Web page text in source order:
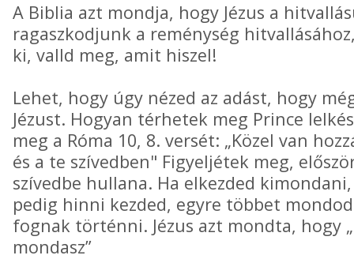
A Biblia azt mondja, hogy Jézus a
ragaszkodjunk a reménység
ki, valld meg, amit hiszel!
Lehet, hogy úgy nézed az adást, hogy
Jézust. Hogyan térhetek meg Prince
meg a Róma 10, 8. versét: „Közel van
és a te szívedben" Figyeljétek meg,
szívedbe hullana. Ha elkezded
pedig hinni kezded, egyre többet
fognak történni. Jézus azt mondta, hogy
mondasz”